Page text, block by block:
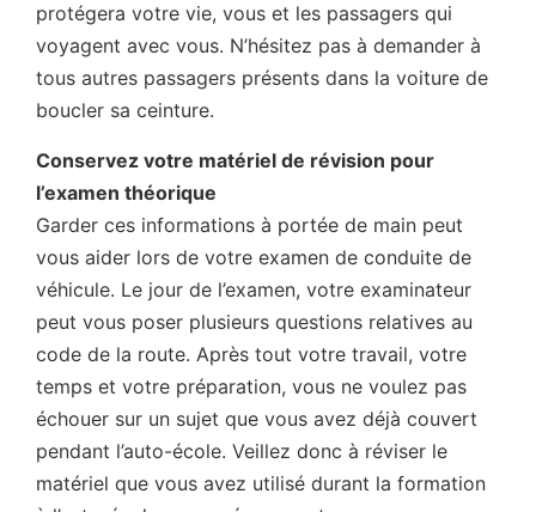
protégera votre vie, vous et les passagers qui
voyagent avec vous. N’hésitez pas à demander à
tous autres passagers présents dans la voiture de
boucler sa ceinture.
Conservez votre matériel de révision pour
l’examen théorique
Garder ces informations à portée de main peut
vous aider lors de votre examen de conduite de
véhicule. Le jour de l’examen, votre examinateur
peut vous poser plusieurs questions relatives au
code de la route. Après tout votre travail, votre
temps et votre préparation, vous ne voulez pas
échouer sur un sujet que vous avez déjà couvert
pendant l’auto-école. Veillez donc à réviser le
matériel que vous avez utilisé durant la formation